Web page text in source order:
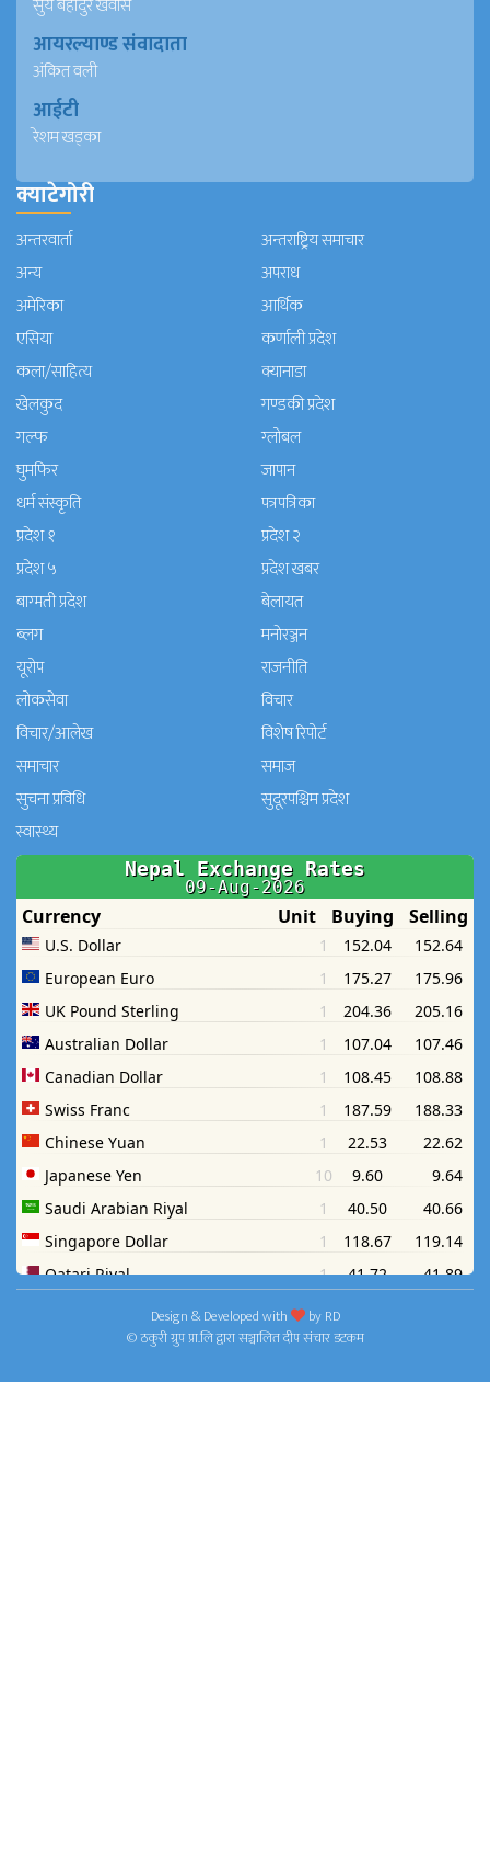
आयरल्याण्ड संवादाता
अंकित वली
आईटी
रेशम खड्का
क्याटेगोरी
अन्तरवार्ता
अन्तराष्ट्रिय समाचार
अन्य
अपराध
अमेरिका
आर्थिक
एसिया
कर्णाली प्रदेश
कला/साहित्य
क्यानाडा
खेलकुद
गण्डकी प्रदेश
गल्फ
ग्लोबल
घुमफिर
जापान
धर्म संस्कृति
पत्रपत्रिका
प्रदेश १
प्रदेश २
प्रदेश ५
प्रदेश खबर
बाग्मती प्रदेश
बेलायत
ब्लग
मनाेरञ्जन
यूरोप
राजनीति
लोकसेवा
विचार
विचार/आलेख
विशेष रिपोर्ट
समाचार
समाज
सुचना प्रविधि
सुदूरपश्चिम प्रदेश
स्वास्थ्य
Design & Developed with byRD
© ठकुरी ग्रुप प्रा.लि द्वारा सञ्चालित दीप संचार डटकम